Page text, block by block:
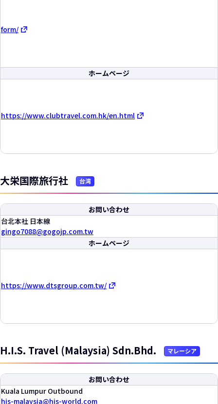
form/
ホームページ
https://www.clubtravel.com.hk/en.html
大栄国際旅行社 台湾
お問い合わせ
台北本社 日本線
gingo7088
gogojp.com.tw
ホームページ
https://www.dtsgroup.com.tw/
H.I.S. Travel (Malaysia) Sdn.Bhd. マレーシア
お問い合わせ
Kuala Lumpur Outbound
his-malaysia
his-world.com